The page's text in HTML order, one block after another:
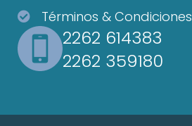
Términos & Condiciones
2262 614383
2262 359180